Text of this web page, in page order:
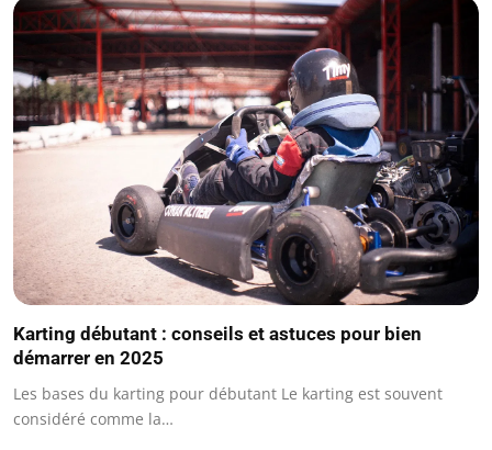
Karting débutant : conseils et astuces pour bien
démarrer en 2025
Les bases du karting pour débutant Le karting est souvent
considéré comme la…